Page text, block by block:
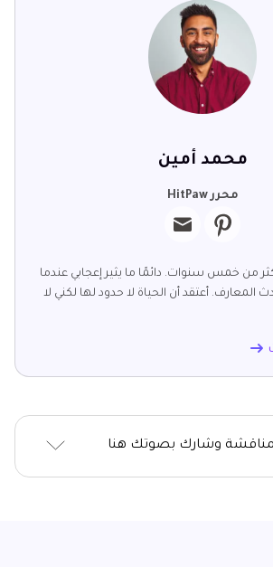
محمد أمين
محرر HitPaw
من خمس سنوات. دائمًا ما يثير إعجابي عندما
المعارف. أعتقد أن الحياة لا حدود لها لكني لا
وشارك بصوتك هنا